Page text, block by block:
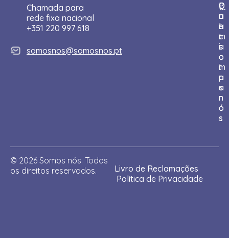
Chamada para
rede fixa nacional
+351 220 997 618
somosnos@somosnos.pt
I
n
í
c
i
o
Q
u
e
m
s
o
m
o
s
n
ó
s
P
a
r
t
i
c
i
p
a
r
C
o
n
t
a
c
t
a
-
n
o
s
D
o
a
r
© 2026 Somos nós. Todos
os direitos reservados.
Livro de Reclamações
Política de Privacidade